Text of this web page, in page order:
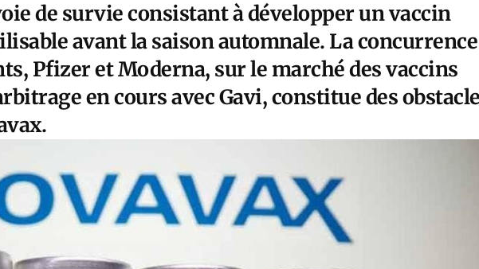
de survie consistant à développer un vaccin
avant la saison automnale. La concurrence
Pfizer et Moderna, sur le marché des vaccins
en cours avec Gavi, constitue des